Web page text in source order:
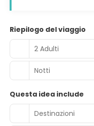
Riepilogo del viaggio
2 Adulti
Notti
Questa idea include
Destinazioni